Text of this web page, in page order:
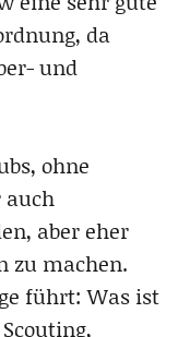
da
und
ohne
auch
aber eher
zu machen.
führt: Was ist